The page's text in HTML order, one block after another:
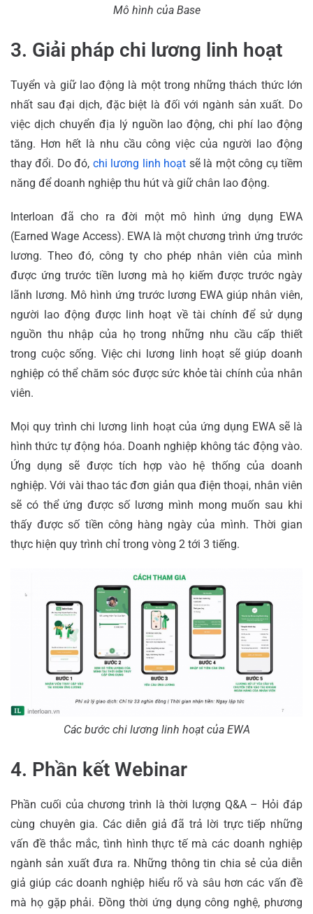
Mô hình của Base
3. Giải pháp chi lương linh hoạt
Tuyển và giữ lao động là một trong những thách thức lớn
nhất sau đại dịch, đặc biệt là đối với ngành sản xuất. Do
việc dịch chuyển địa lý nguồn lao động, chi phí lao động
tăng. Hơn hết là nhu cầu công việc của người lao động
thay đổi. Do đó, chi lương linh hoạt sẽ là một công cụ tiềm
năng để doanh nghiệp thu hút và giữ chân lao động.
Interloan đã cho ra đời một mô hình ứng dụng EWA
(Earned Wage Access). EWA là một chương trình ứng trước
lương. Theo đó, công ty cho phép nhân viên của mình
được ứng trước tiền lương mà họ kiếm được trước ngày
lãnh lương. Mô hình ứng trước lương EWA giúp nhân viên,
người lao động được linh hoạt về tài chính để sử dụng
nguồn thu nhập của họ trong những nhu cầu cấp thiết
trong cuộc sống. Việc chi lương linh hoạt sẽ giúp doanh
nghiệp có thể chăm sóc được sức khỏe tài chính của nhân
viên.
Mọi quy trình chi lương linh hoạt của ứng dụng EWA sẽ là
hình thức tự động hóa. Doanh nghiệp không tác động vào.
Ứng dụng sẽ được tích hợp vào hệ thống của doanh
nghiệp. Với vài thao tác đơn giản qua điện thoại, nhân viên
sẽ có thể ứng được số lương mình mong muốn sau khi
thấy được số tiền công hàng ngày của mình. Thời gian
thực hiện quy trình chỉ trong vòng 2 tới 3 tiếng.
Các bước chi lương linh hoạt của EWA
4. Phần kết Webinar
Phần cuối của chương trình là thời lượng Q&A – Hỏi đáp
cùng chuyên gia. Các diễn giả đã trả lời trực tiếp những
vấn đề thắc mắc, tình hình thực tế mà các doanh nghiệp
ngành sản xuất đưa ra. Những thông tin chia sẻ của diễn
giả giúp các doanh nghiệp hiểu rõ và sâu hơn các vấn đề
mà họ gặp phải. Đồng thời ứng dụng công nghệ, phương